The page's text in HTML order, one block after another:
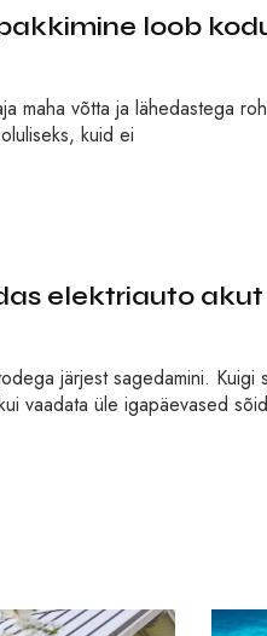
loob
maha võtta ja lähedastega
kuid ei
elektriauto
järjest sagedamini. Kuigi
vaadata üle igapäevased